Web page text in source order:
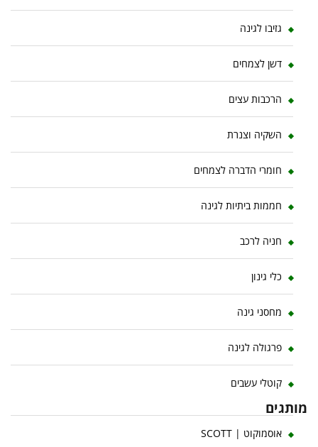
גזיבו לגינה
דשן לצמחים
הרכבות עצים
השקיה וצנרת
חומרי הדברה לצמחים
חממות ביתיות לגינה
חניה לרכב
כלי גינון
מחסני גינה
פרגולה לגינה
קוטלי עשבים
מותגים
אוסמוקוט | SCOTT